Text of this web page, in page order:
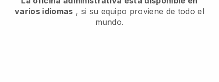
varios idiomas , si su equipo proviene de todo el
mundo.